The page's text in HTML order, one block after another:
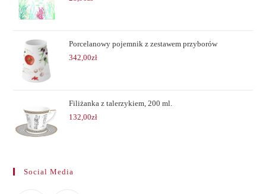
Porcelanowy pojemnik z zestawem przyborów
342,00zł
Filiżanka z talerzykiem, 200 ml.
132,00zł
Social Media